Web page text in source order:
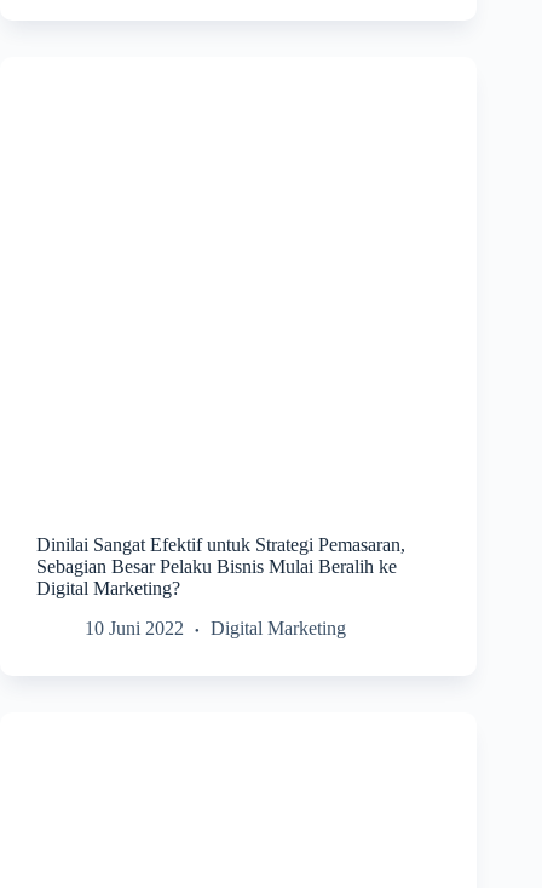
Dinilai Sangat Efektif untuk Strategi Pemasaran,
Sebagian Besar Pelaku Bisnis Mulai Beralih ke
Digital Marketing?
10 Juni 2022
Digital Marketing